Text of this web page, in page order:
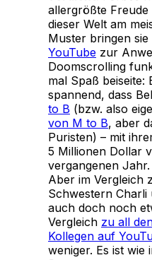
allergrößte
dieser Welt am
Muster bringen
YouTube zur
Doomscrolling
mal Spaß beiseite:
spannend, dass
to B (bzw. also
von M to B, aber
Puristen) – mit
5 Millionen Dollar
vergangenen
Aber im Vergleich
Schwestern Charli
auch doch noch
Vergleich zu all
Kollegen auf
weniger. Es ist wie